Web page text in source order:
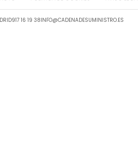
917 16 19 38INFO@CADENADESUMINISTRO.ES